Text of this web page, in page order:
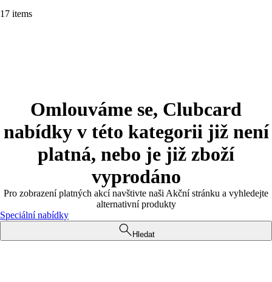
17 items
Omlouváme se, Clubcard
nabídky v této kategorii již není
platná, nebo je již zboží
vyprodáno
Pro zobrazení platných akcí navštivte naši Akční stránku a vyhledejte
alternativní produkty
Speciální nabídky
Hledat